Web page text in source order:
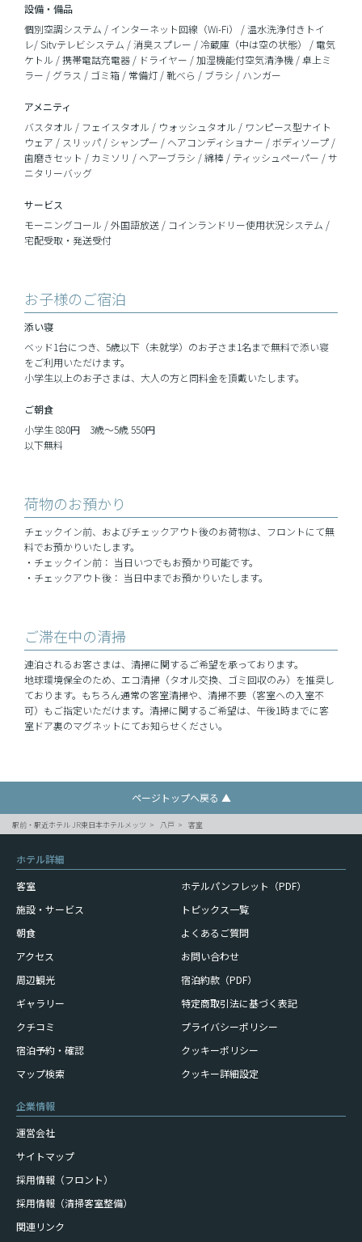
設備・備品
個別空調システム / インターネット回線（Wi-Fi） / 温水洗浄付きトイ
レ/ Sitvテレビシステム / 消臭スプレー / 冷蔵庫（中は空の状態） / 電気
ケトル / 携帯電話充電器 / ドライヤー / 加湿機能付空気清浄機 / 卓上ミ
ラー / グラス / ゴミ箱 / 常備灯 / 靴べら / ブラシ / ハンガー
アメニティ
バスタオル / フェイスタオル / ウォッシュタオル / ワンピース型ナイト
ウェア / スリッパ / シャンプー / ヘアコンディショナー / ボディソープ /
歯磨きセット / カミソリ / ヘアーブラシ / 綿棒 / ティッシュペーパー / サ
ニタリーバッグ
サービス
モーニングコール / 外国語放送 / コインランドリー使用状況システム /
宅配受取・発送受付
お子様のご宿泊
添い寝
ベッド1台につき、5歳以下（未就学）のお子さま1名まで無料で添い寝
をご利用いただけます。
小学生以上のお子さまは、大人の方と同料金を頂戴いたします。
ご朝食
小学生 880円 3歳～5歳 550円
以下無料
荷物のお預かり
チェックイン前、およびチェックアウト後のお荷物は、フロントにて無
料でお預かりいたします。
・チェックイン前： 当日いつでもお預かり可能です。
・チェックアウト後： 当日中までお預かりいたします。
ご滞在中の清掃
連泊されるお客さまは、清掃に関するご希望を承っております。
地球環境保全のため、エコ清掃（タオル交換、ゴミ回収のみ）を推奨し
ております。もちろん通常の客室清掃や、清掃不要（客室への入室不
可）もご指定いただけます。清掃に関するご希望は、午後1時までに客
室ドア裏のマグネットにてお知らせください。
ページトップへ戻る ▲
駅前・駅近ホテル JR東日本ホテルメッツ 八戸 客室
ホテル詳細
客室
施設・サービス
朝食
アクセス
周辺観光
ギャラリー
クチコミ
宿泊予約・確認
マップ検索
ホテルパンフレット（PDF）
トピックス一覧
よくあるご質問
お問い合わせ
宿泊約款（PDF）
特定商取引法に基づく表記
プライバシーポリシー
クッキーポリシー
クッキー詳細設定
企業情報
運営会社
サイトマップ
採用情報（フロント）
採用情報（清掃客室整備）
関連リンク